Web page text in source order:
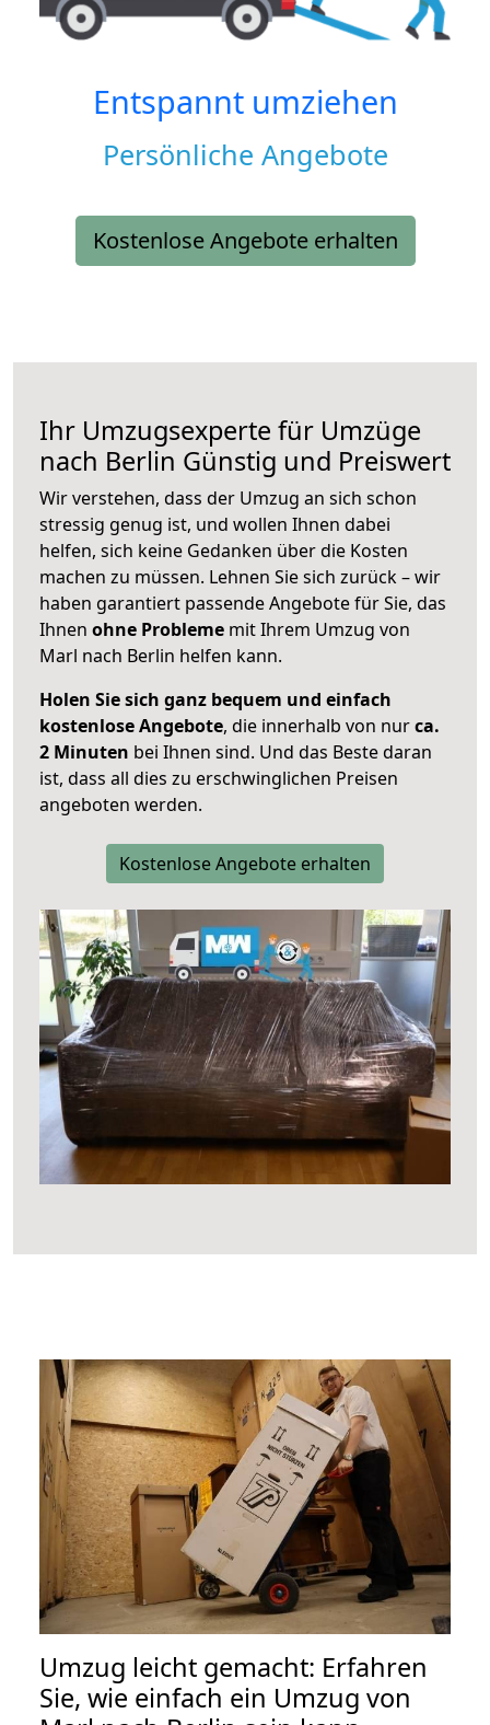
Entspannt umziehen
Persönliche Angebote
Kostenlose Angebote erhalten
Ihr Umzugsexperte für Umzüge
nach Berlin Günstig und Preiswert
Wir verstehen, dass der Umzug an sich schon
stressig genug ist, und wollen Ihnen dabei
helfen, sich keine Gedanken über die Kosten
machen zu müssen. Lehnen Sie sich zurück – wir
haben garantiert passende Angebote für Sie, das
Ihnen ohne Probleme mit Ihrem Umzug von
Marl nach Berlin helfen kann.
Holen Sie sich ganz bequem und einfach
kostenlose Angebote, die innerhalb von nurca.
2 Minuten bei Ihnen sind. Und das Beste daran
ist, dass all dies zu erschwinglichen Preisen
angeboten werden.
Kostenlose Angebote erhalten
Umzug leicht gemacht: Erfahren
Sie, wie einfach ein Umzug von